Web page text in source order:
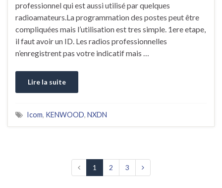
professionnel qui est aussi utilisé par quelques
radioamateurs.La programmation des postes peut être
compliquées mais l’utilisation est tres simple. 1ere etape,
il faut avoir un ID. Les radios professionnelles
n’enregistrent pas votre indicatif mais …
Lire la suite
Icom, KENWOOD, NXDN
1 2 3